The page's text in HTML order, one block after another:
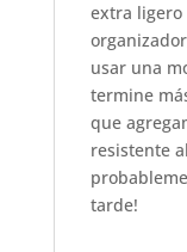
extra ligero
usar una
termine
que
resistente
tarde!